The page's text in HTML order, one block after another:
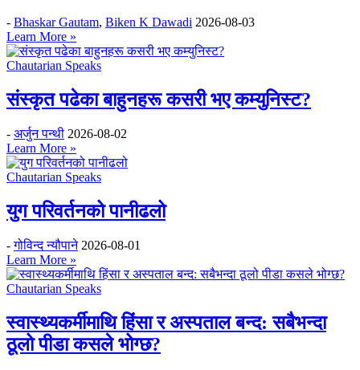
- Bhaskar Gautam, Biken K Dawadi 2026-08-03
Learn More »
Chautarian Speaks
संस्कृत पढेका बाहुनहरू कसरी भए कम्युनिस्ट?
- अर्जुन पन्थी 2026-08-02
Learn More »
Chautarian Speaks
युग परिवर्तनको पानीढलो
-गोविन्द न्यौपाने 2026-08-01
Learn More »
Chautarian Speaks
स्वास्थ्यकर्मीमाथि हिंसा र अस्पताल बन्द: सबैभन्दा
ठूलो पीडा कसले भोग्छ?